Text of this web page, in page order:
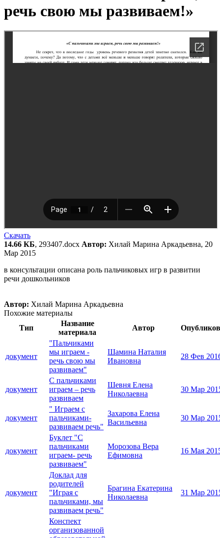
речь свою мы развиваем!»
Скачать
14.66 КБ, 293407.docx Автор: Хилай Марина Аркадьевна, 20
Мар 2015
в консультации описана роль пальчиковых игр в развитии
речи дошкольников
Автор: Хилай Марина Аркадьевна
Похожие материалы
Тип
Название
материала
Автор
документ
"Пальчиками
мы играем -
речь свою мы
развиваем"
Шамина Наталия
Ивановна
28 Фев
документ
С пальчиками
играем – речь
развиваем
Шевня Елена
Николаевна
30 Мар
документ
" Играем с
пальчиками-
развиваем речь"
Захарова Елена
Васильевна
30 Мар
документ
Буклет "С
пальчиками
играем- речь
развиваем"
Морозова Вера
Ефимовна
16 Мая
документ
Доклад для
родителей
"Играя с
пальчиками, мы
развиваем речь"
Брагина Екатерина
Николаевна
31 Мар
Конспект
организованной